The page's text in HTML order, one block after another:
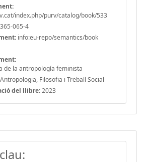
index.php/purv/catalog/book/533
065-4
info:eu-repo/semantics/book
de la antropología feminista
Antropologia, Filosofia i Treball Social
del llibre:2023